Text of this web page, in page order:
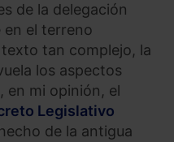
de la delegación
en el terreno
tan complejo, la
los aspectos
en mi opinión, el
Legislativo
de la antigua